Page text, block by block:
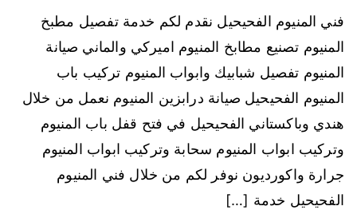
فني المنيوم الفحيحيل نقدم لكم خدمة تفصيل مطبخ
المنيوم تصنيع مطابخ المنيوم اميركي والماني صيانة
المنيوم تفصيل شبابيك وابواب المنيوم تركيب باب
المنيوم الفحيحيل صيانة درابزين المنيوم نعمل من خلال
هندي وباكستاني الفحيحيل في فتح قفل باب المنيوم
وتركيب ابواب المنيوم سحابة وتركيب ابواب المنيوم
جرارة واكورديون نوفر لكم من خلال فني المنيوم
الفحيحيل خدمة […]